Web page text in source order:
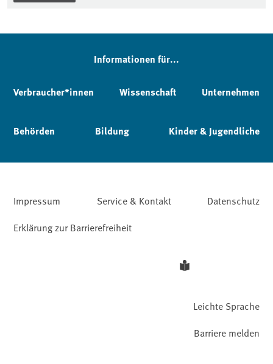
Informationen für...
Verbraucher*innen Wissenschaft Unternehmen
Behörden Bildung Kinder & Jugendliche
Impressum Service & Kontakt
Datenschutz
Erklärung zur Barrierefreiheit
Leichte Sprache
Barriere melden